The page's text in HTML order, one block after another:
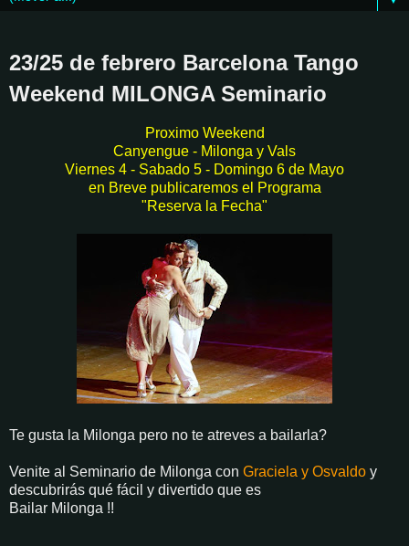
23/25 de febrero Barcelona Tango
Weekend MILONGA Seminario
Proximo Weekend
Canyengue - Milonga y Vals
Viernes 4 - Sabado 5 - Domingo 6 de Mayo
en Breve publicaremos el Programa
"Reserva la Fecha"
Te gusta la Milonga pero no te atreves a bailarla?
Venite al Seminario de Milonga con Graciela y Osvaldo y
descubrirás qué fácil y divertido que es
Bailar Milonga !!